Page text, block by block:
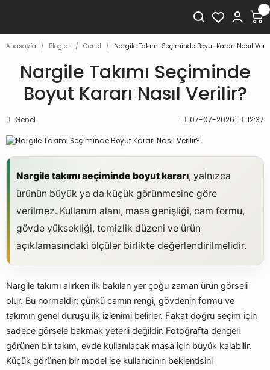
Anasayfa Bloglar Genel Nargile Takımı Seçiminde Boyut Kararı Nasıl
Nargile Takımı Seçiminde
Boyut Kararı Nasıl Verilir?
Genel 07-07-2026 12:37
Nargile takımı seçiminde boyut kararı, yalnızca
ürünün büyük ya da küçük görünmesine göre
verilmez. Kullanım alanı, masa genişliği, cam formu,
gövde yüksekliği, temizlik düzeni ve ürün
açıklamasındaki ölçüler birlikte değerlendirilmelidir.
Nargile takımı alırken ilk bakılan yer çoğu zaman ürün görseli
olur. Bu normaldir; çünkü camın rengi, gövdenin formu ve
takımın genel duruşu ilk izlenimi belirler. Fakat doğru seçim için
sadece görsele bakmak yeterli değildir. Fotoğrafta dengeli
görünen bir takım, evde kullanılacak masa için büyük kalabilir.
Küçük görünen bir model ise kullanıcının beklentisini